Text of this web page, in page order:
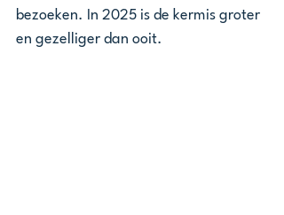
bezoeken. In 2025 is de kermis groter
en gezelliger dan ooit.